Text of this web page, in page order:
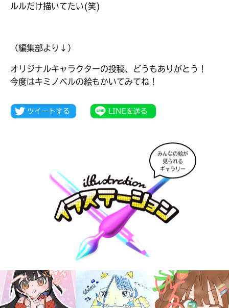
みんなとおしゃべり
大人気
ルルだけ描いてたい(笑)
（編集部より↓）
オリジナルキャラクターの投稿、どうもありがとう！
今度はキミノベルの絵もかいてみてね！
みんなの絵が
見られる
ギャラリー